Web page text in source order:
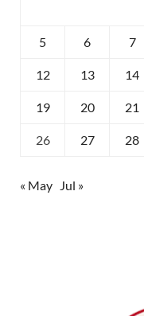
5 6 7
12 13 14
19 20 21
26 27 28
« May Jul »